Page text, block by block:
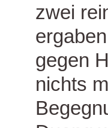
zwei
gegen
nichts